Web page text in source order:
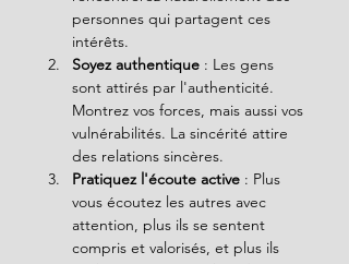
personnes qui partagent ces
intérêts.
Soyez authentique : Les gens
sont attirés par l'authenticité.
Montrez vos forces, mais aussi vos
vulnérabilités. La sincérité attire
des relations sincères.
Pratiquez l'écoute active : Plus
vous écoutez les autres avec
attention, plus ils se sentent
compris et valorisés, et plus ils